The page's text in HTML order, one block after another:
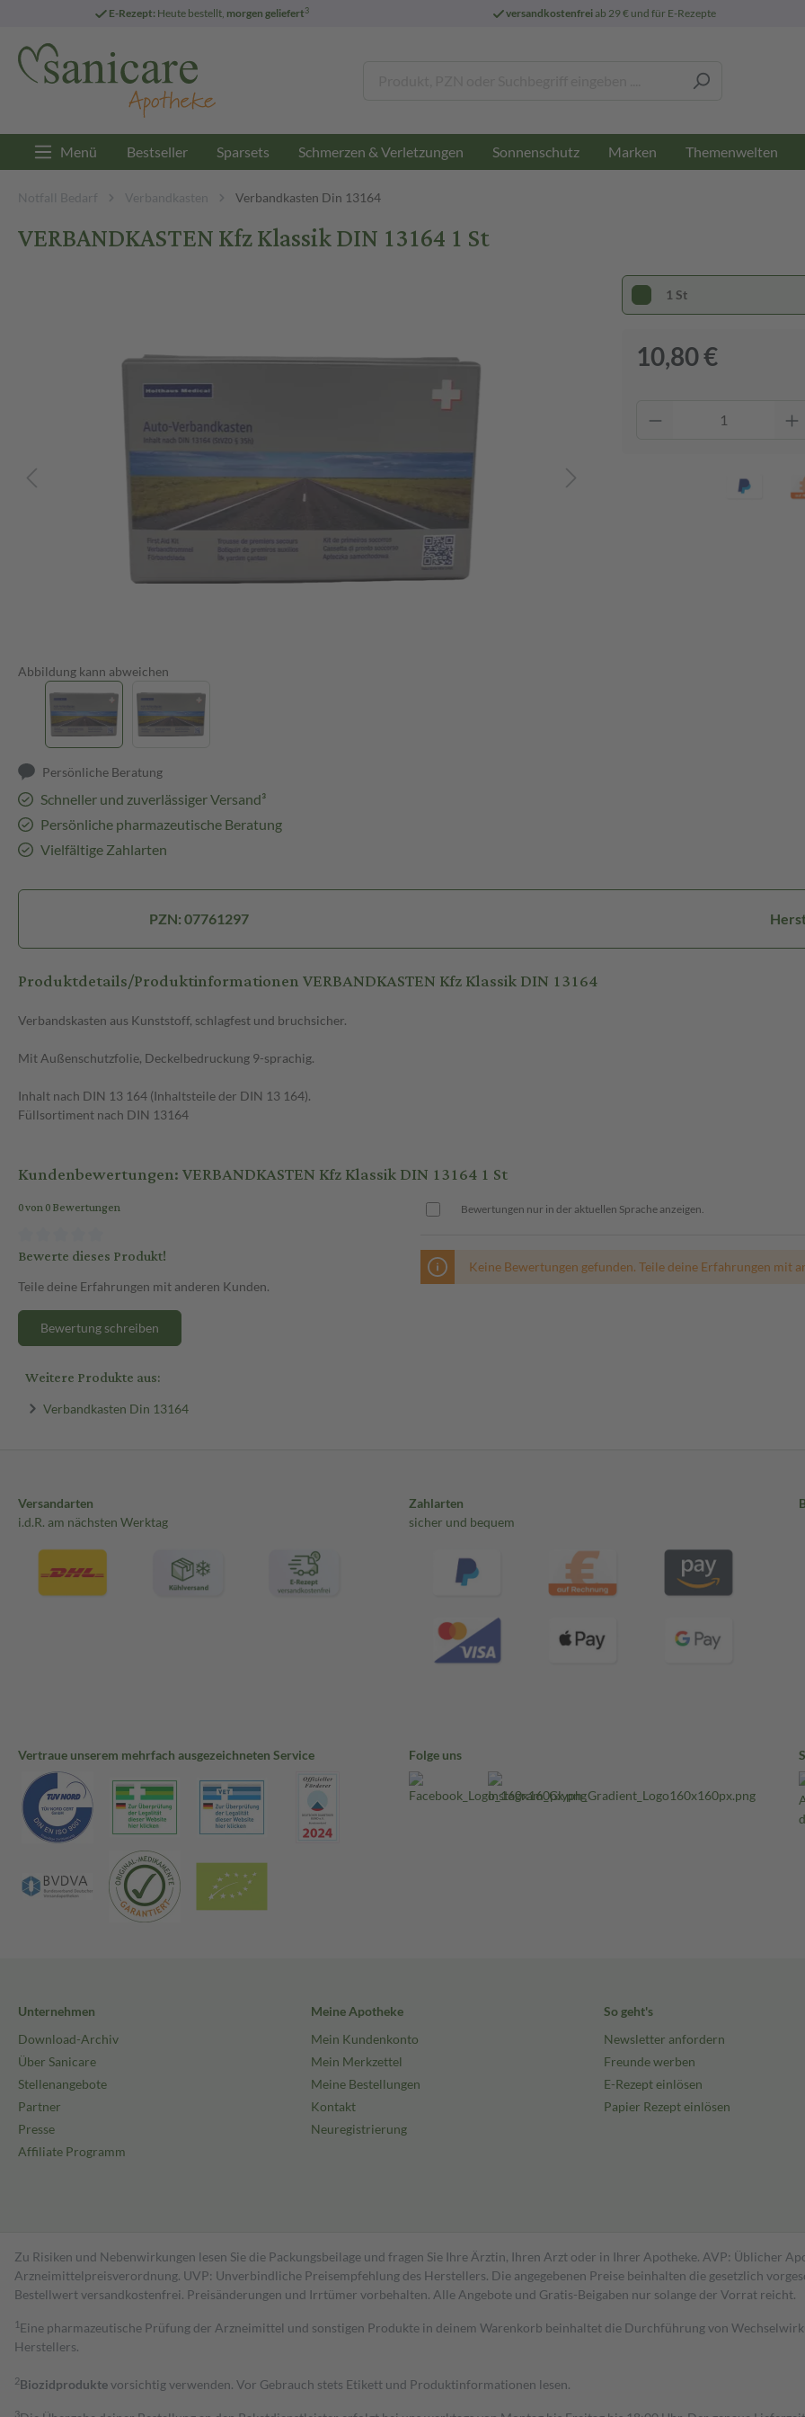
E-Rezept: Heute bestellt, morgen geliefert3 versandkostenfreiab 29 € und für E-Rezepte
Menü Bestseller Sparsets Schmerzen & Verletzungen Sonnenschutz Marken Themenwelten
Notfall Bedarf Verbandkasten Verbandkasten Din 13164
VERBANDKASTEN Kfz Klassik DIN 13164 1 St
Abbildung kann abweichen
Persönliche Beratung
Schneller und zuverlässiger Versand³
Persönliche pharmazeutische Beratung
Vielfältige Zahlarten
1 St
10,80 €
PZN: 07761297
Produktdetails/Produktinformationen VERBANDKASTEN Kfz Klassik DIN 13164
Verbandskasten aus Kunststoff, schlagfest und bruchsicher.
Mit Außenschutzfolie, Deckelbedruckung 9-sprachig.
Inhalt nach DIN 13 164 (Inhaltsteile der DIN 13 164).
Füllsortiment nach DIN 13164
Kundenbewertungen: VERBANDKASTEN Kfz Klassik DIN 13164 1 St
0 von 0 Bewertungen
Bewerte dieses Produkt!
Teile deine Erfahrungen mit anderen Kunden.
Bewertung schreiben
Bewertungen nur in der aktuellen Sprache anzeigen.
Keine Bewertungen gefunden. Teile deine Erfahrungen mit
Weitere Produkte aus:
Verbandkasten Din 13164
Versandarten
i.d.R. am nächsten Werktag
Zahlarten
sicher und bequem
Vertraue unserem mehrfach ausgezeichneten Service Folge uns
Unternehmen
Download-Archiv
Über Sanicare
Stellenangebote
Partner
Presse
Affiliate Programm
Meine Apotheke
Mein Kundenkonto
Mein Merkzettel
Meine Bestellungen
Kontakt
Neuregistrierung
So geht's
Newsletter anfordern
Freunde werben
E-Rezept einlösen
Papier Rezept einlösen
Zu Risiken und Nebenwirkungen lesen Sie die Packungsbeilage und fragen Sie Ihre Ärztin, Ihren Arzt oder in Ihrer Apotheke. AVP: Üblicher
Arzneimittelpreisverordnung. UVP: Unverbindliche Preisempfehlung des Herstellers. Die angegebenen Preise beinhalten die gesetzlich
Bestell­wert versand­kosten­frei. Preisänderungen und Irrtümer vorbehalten. Alle Angebote und Gratis-Beigaben nur solange der Vorrat reicht.
1 Eine pharmazeutische Prüfung der Arzneimittel und sonstigen Produkte in deinem Warenkorb beinhaltet die Durchführung von
Herstellers.
2Biozidproduktevorsichtig verwenden. Vor Gebrauch stets Etikett und Produktinformationen lesen.
3